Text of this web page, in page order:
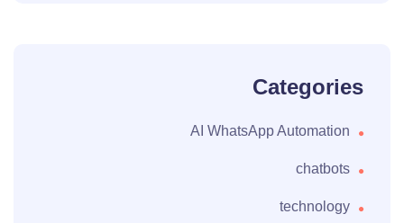
Categories
AI WhatsApp Automation
chatbots
technology